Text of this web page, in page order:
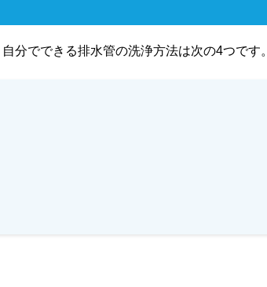
分でできる排水管の洗浄方法は次の4つです。